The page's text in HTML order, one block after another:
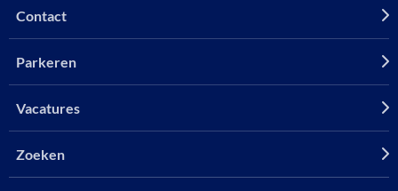
Contact
Parkeren
Vacatures
Zoeken